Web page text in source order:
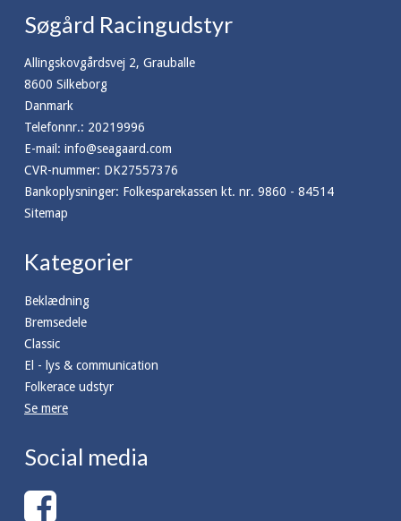
Søgård Racingudstyr
Allingskovgårdsvej 2, Grauballe
8600 Silkeborg
Danmark
Telefonnr.: 20219996
E-mail : info@seagaard.com
CVR-nummer: DK27557376
Bankoplysninger: Folkesparekassen kt. nr. 9860 - 84514
Sitemap
Kategorier
Beklædning
Bremsedele
Classic
El - lys & communication
Folkerace udstyr
Se mere
Social media